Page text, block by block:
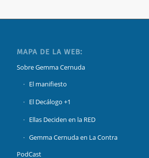
MAPA DE LA WEB:
Sobre Gemma Cernuda
El manifiesto
El Decálogo +1
Ellas Deciden en la RED
Gemma Cernuda en La Contra
PodCast